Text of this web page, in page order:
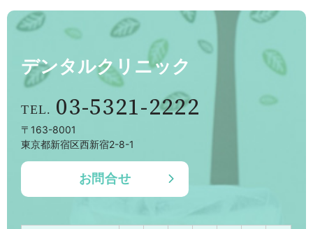
デンタルクリニック
03-5321-2222
〒163-8001
東京都新宿区西新宿2-8-1
お問合せ